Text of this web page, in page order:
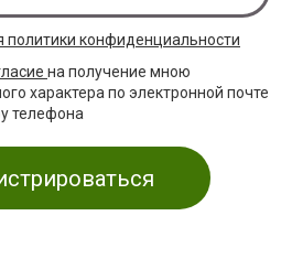
политики конфиденциальности
на получение мною
характера по электронной почте
телефона